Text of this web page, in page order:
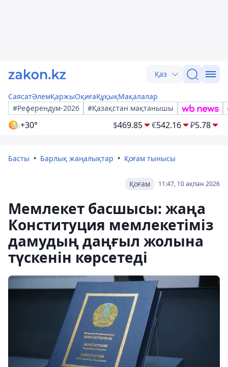
Қаз
СаясатӘлемҚаржыОқиғаҚұқықМақалалар
#Референдум-2026
#Қазақстан мақтанышы
+30° $469.85 €542.16 ₽5.78
Басты Барлық жаңалықтар Қоғам тынысы
11:47, 10 ақпан 2026
Қоғам
Мемлекет басшысы: жаңа
Конституция мемлекетіміз
дамудың даңғыл жолына
түскенін көрсетеді